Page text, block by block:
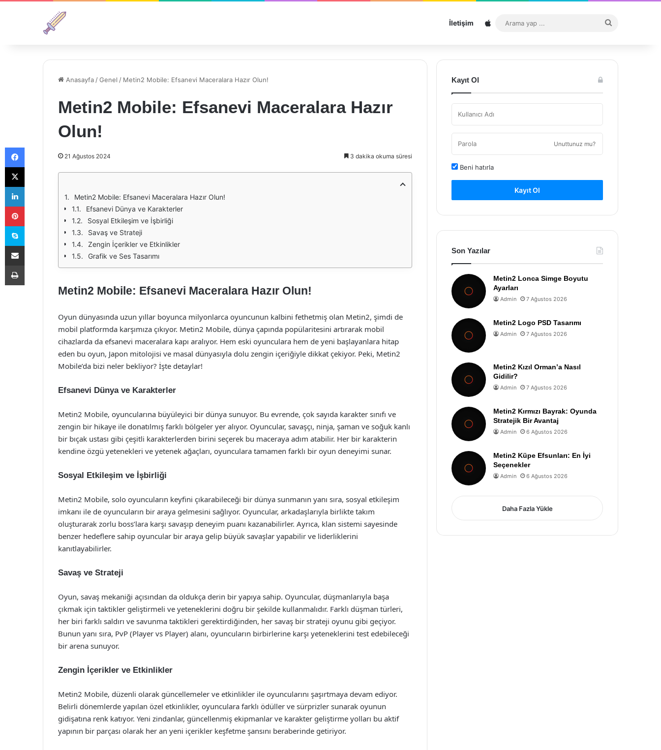
İletişim Sitemap
...
Anasayfa /Genel / Metin2 Mobile: Efsanevi Maceralara Hazır Olun!
Metin2 Mobile: Efsanevi Maceralara Hazır
Olun!
21 Ağustos 2024 3 dakika okuma süresi
Metin2 Mobile: Efsanevi Maceralara Hazır Olun!
Efsanevi Dünya ve Karakterler
Sosyal Etkileşim ve İşbirliği
Savaş ve Strateji
Zengin İçerikler ve Etkinlikler
Grafik ve Ses Tasarımı
Metin2 Mobile: Efsanevi Maceralara Hazır Olun!
Oyun dünyasında uzun yıllar boyunca milyonlarca oyuncunun kalbini fethetmiş olan Metin2, şimdi de
mobil platformda karşımıza çıkıyor. Metin2 Mobile, dünya çapında popülaritesini artırarak mobil
cihazlarda da efsanevi maceralara kapı aralıyor. Hem eski oyunculara hem de yeni başlayanlara hitap
eden bu oyun, Japon mitolojisi ve masal dünyasıyla dolu zengin içeriğiyle dikkat çekiyor. Peki, Metin2
Mobile’da bizi neler bekliyor? İşte detaylar!
Efsanevi Dünya ve Karakterler
Metin2 Mobile, oyuncularına büyüleyici bir dünya sunuyor. Bu evrende, çok sayıda karakter sınıfı ve
zengin bir hikaye ile donatılmış farklı bölgeler yer alıyor. Oyuncular, savaşçı, ninja, şaman ve soğuk kanlı
bir bıçak ustası gibi çeşitli karakterlerden birini seçerek bu maceraya adım atabilir. Her bir karakterin
kendine özgü yetenekleri ve yetenek ağaçları, oyunculara tamamen farklı bir oyun deneyimi sunar.
Sosyal Etkileşim ve İşbirliği
Metin2 Mobile, solo oyuncuların keyfini çıkarabileceği bir dünya sunmanın yanı sıra, sosyal etkileşim
imkanı ile de oyuncuların bir araya gelmesini sağlıyor. Oyuncular, arkadaşlarıyla birlikte takım
oluşturarak zorlu boss’lara karşı savaşıp deneyim puanı kazanabilirler. Ayrıca, klan sistemi sayesinde
benzer hedeflere sahip oyuncular bir araya gelip büyük savaşlar yapabilir ve liderliklerini
kanıtlayabilirler.
Savaş ve Strateji
Oyun, savaş mekaniği açısından da oldukça derin bir yapıya sahip. Oyuncular, düşmanlarıyla başa
çıkmak için taktikler geliştirmeli ve yeteneklerini doğru bir şekilde kullanmalıdır. Farklı düşman türleri,
her biri farklı saldırı ve savunma taktikleri gerektirdiğinden, her savaş bir strateji oyunu gibi geçiyor.
Bunun yanı sıra, PvP (Player vs Player) alanı, oyuncuların birbirlerine karşı yeteneklerini test edebileceği
bir arena sunuyor.
Zengin İçerikler ve Etkinlikler
Metin2 Mobile, düzenli olarak güncellemeler ve etkinlikler ile oyuncularını şaşırtmaya devam ediyor.
Belirli dönemlerde yapılan özel etkinlikler, oyunculara farklı ödüller ve sürprizler sunarak oyunun
gidişatına renk katıyor. Yeni zindanlar, güncellenmiş ekipmanlar ve karakter geliştirme yolları bu aktif
yapının bir parçası olarak her an yeni içerikler keşfetme şansını beraberinde getiriyor.
Kayıt Ol
Unuttunuz mu?
Beni hatırla
Kayıt Ol
Son Yazılar
Metin2 Lonca Simge Boyutu
Ayarları
Admin 7 Ağustos 2026
Metin2 Logo PSD Tasarımı
Admin 7 Ağustos 2026
Metin2 Kızıl Orman’a Nasıl
Gidilir?
Admin 7 Ağustos 2026
Metin2 Kırmızı Bayrak: Oyunda
Stratejik Bir Avantaj
Admin 6 Ağustos 2026
Metin2 Küpe Efsunları: En İyi
Seçenekler
Admin 6 Ağustos 2026
Daha Fazla Yükle
Facebook
X
LinkedIn
Pinterest
Skype
E-Posta ile paylaş